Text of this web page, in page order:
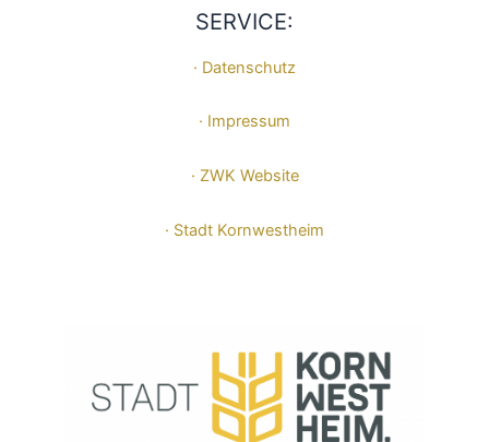
SERVICE:
· Datenschutz
· Impressum
· ZWK Website
· Stadt Kornwestheim